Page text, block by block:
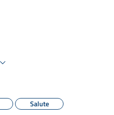
Salute